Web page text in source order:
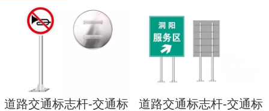
道路交通标志杆-交通标
道路交通标志杆-交通标